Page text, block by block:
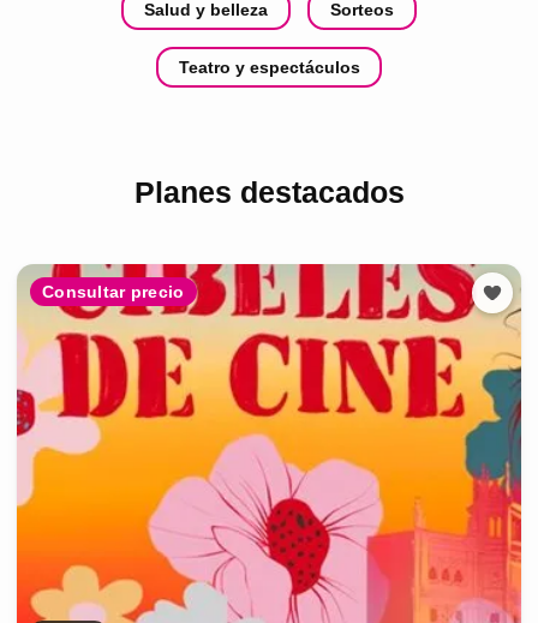
Salud y belleza Sorteos
Teatro y espectáculos
Planes destacados
Consultar precio